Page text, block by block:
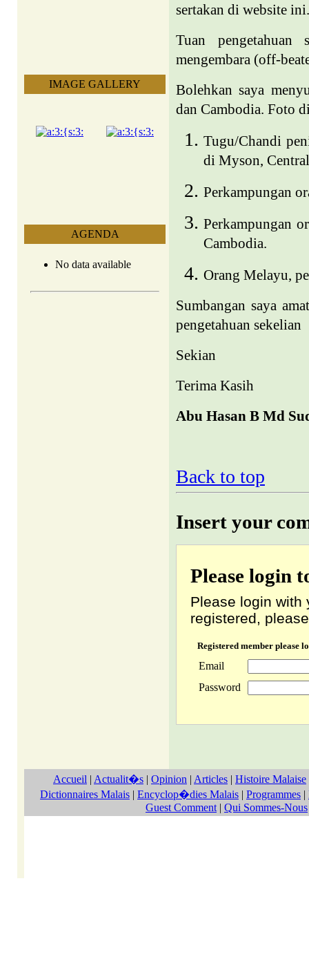
IMAGE GALLERY
AGENDA
No data available
sertakan di website ini.
Tuan pengetahuan
mengembara (off-
Bolehkan saya
dan Cambodia. Foto
Tugu/Chandi
di Myson, Central
Perkampungan
Perkampungan
Cambodia.
Orang Melayu,
Sumbangan saya
pengetahuan sekelian
Sekian
Terima Kasih
Abu Hasan B Md
Back to top
Insert your
Please login
Please login with
registered,
Registered member please
Email
Password
Accueil | Actualit�s | Opinion | Articles | Histoire Malaise
Dictionnaires Malais | Encyclop�dies Malais | Programmes |
Guest Comment | Qui Sommes-Nous